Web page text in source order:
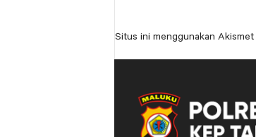
Situs ini menggunakan